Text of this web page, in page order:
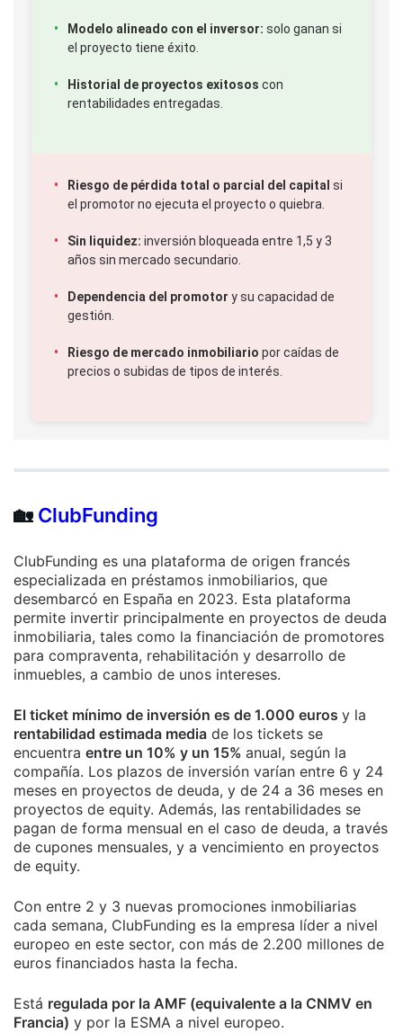
Modelo alineado con el inversor: solo ganan si
el proyecto tiene éxito.
Historial de proyectos exitosos con
rentabilidades entregadas.
Riesgo de pérdida total o parcial del capital si
el promotor no ejecuta el proyecto o quiebra.
Sin liquidez: inversión bloqueada entre 1,5 y 3
años sin mercado secundario.
Dependencia del promotor y su capacidad de
gestión.
Riesgo de mercado inmobiliario por caídas de
precios o subidas de tipos de interés.
🏡 ClubFunding
ClubFunding es una plataforma de origen francés
especializada en préstamos inmobiliarios, que
desembarcó en España en 2023. Esta plataforma
permite invertir principalmente en proyectos de deuda
inmobiliaria, tales como la financiación de promotores
para compraventa, rehabilitación y desarrollo de
inmuebles, a cambio de unos intereses.
El ticket mínimo de inversión es de 1.000 euros y la
rentabilidad estimada media de los tickets se
encuentra entre un 10% y un 15% anual, según la
compañía. Los plazos de inversión varían entre 6 y 24
meses en proyectos de deuda, y de 24 a 36 meses en
proyectos de equity. Además, las rentabilidades se
pagan de forma mensual en el caso de deuda, a través
de cupones mensuales, y a vencimiento en proyectos
de equity.
Con entre 2 y 3 nuevas promociones inmobiliarias
cada semana, ClubFunding es la empresa líder a nivel
europeo en este sector, con más de 2.200 millones de
euros financiados hasta la fecha.
Está regulada por la AMF (equivalente a la CNMV en
Francia) y por la ESMA a nivel europeo.